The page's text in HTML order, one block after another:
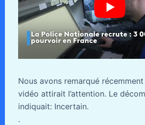
Nous avons remarqué
vidéo attirait l’attention. Le
indiquait: Incertain.
.